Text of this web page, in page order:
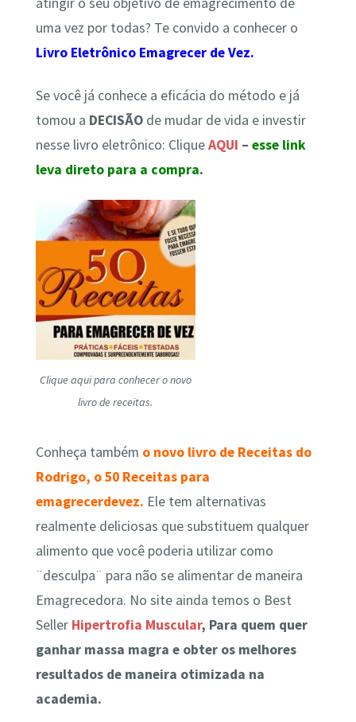
atingir o seu objetivo de emagrecimento de
uma vez por todas? Te convido a conhecer o
Livro Eletrônico Emagrecer de Vez.
Se você já conhece a eficácia do método e já
tomou a DECISÃO de mudar de vida e investir
nesse livro eletrônico: CliqueAQUI – esse link
leva direto para a compra.
Clique aqui para conhecer o novo
livro de receitas.
Conheça também o novo livro de Receitas do
Rodrigo, o 50 Receitas para
emagrecerdevez. Ele tem alternativas
realmente deliciosas que substituem qualquer
alimento que você poderia utilizar como
¨desculpa¨ para não se alimentar de maneira
Emagrecedora. No site ainda temos o Best
Seller Hipertrofia Muscular, Para quem quer
ganhar massa magra e obter os melhores
resultados de maneira otimizada na
academia.